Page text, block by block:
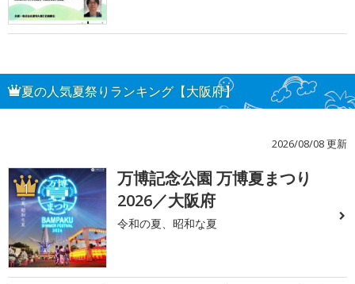
夏の人気夏祭りランキング【大阪府】
2026/08/08 更新
1
万博記念公園 万博夏まつり
2026／大阪府
令和の夏、昭和な夏